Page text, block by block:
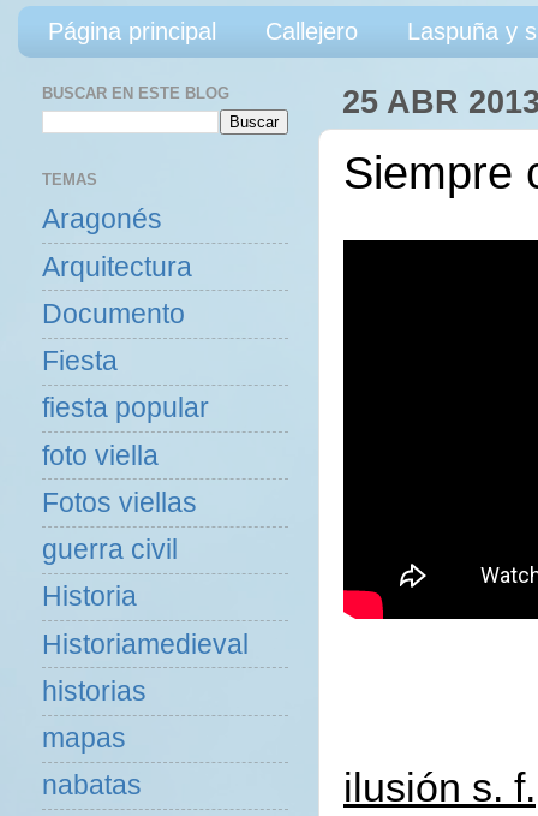
Página principal Callejero Laspuña y
25 ABR
Siempre
ilusión s. f.
BUSCAR EN ESTE BLOG
TEMAS
Aragonés
Arquitectura
Documento
Fiesta
fiesta popular
foto viella
Fotos viellas
guerra civil
Historia
Historiamedieval
historias
mapas
nabatas